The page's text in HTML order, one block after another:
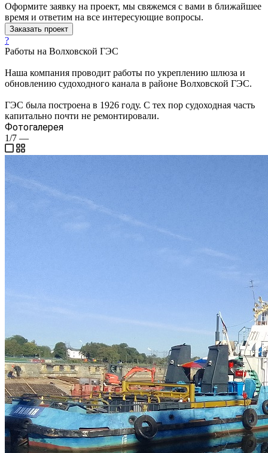
Оформите заявку на проект, мы свяжемся с вами в ближайшее
время и ответим на все интересующие вопросы.
Заказать проект
?
Работы на Волховской ГЭС
Наша компания проводит работы по укреплению шлюза и
обновлению судоходного канала в районе Волховской ГЭС.
ГЭС была построена в 1926 году. С тех пор судоходная часть
капитально почти не ремонтировали.
Фотогалерея
1/7 —